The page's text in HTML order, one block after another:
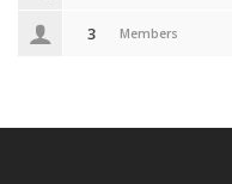
3 Members